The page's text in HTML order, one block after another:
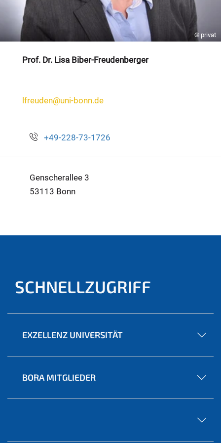
© privat
Prof. Dr. Lisa Biber-Freudenberger
lfreuden@uni-bonn.de
+49-228-73-1726
Genscherallee 3
53113 Bonn
SCHNELLZUGRIFF
EXZELLENZ UNIVERSITÄT
BORA MITGLIEDER